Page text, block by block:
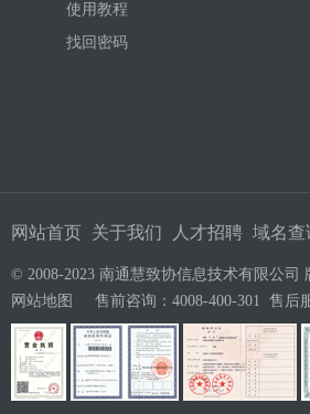
使用教程
找回密码
网站首页 关于我们 人才招聘 域名查
© 2008-2023 南通慧致协信息技术有限公司
网站地图
售前咨询：4008-400-301 售后